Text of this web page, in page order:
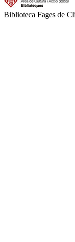
Biblioteca Fages de